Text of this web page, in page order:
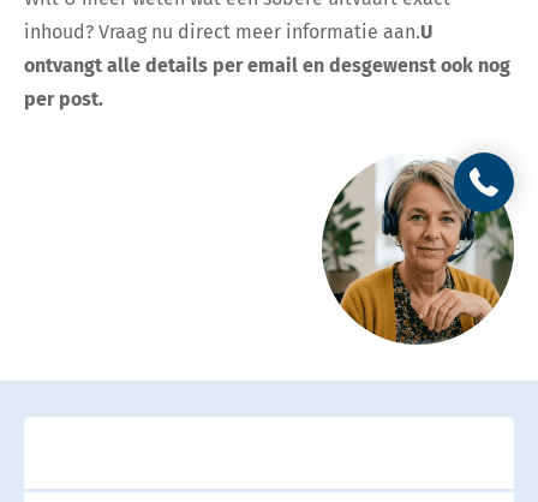
inhoud? Vraag nu direct meer informatie aan.U
ontvangt alle details per email en desgewenst ook nog
per post.